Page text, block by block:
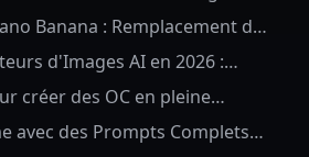
Banana : Remplacement de
d'Images AI en 2026 :
créer des OC en pleine
OC
avec des Prompts Complets